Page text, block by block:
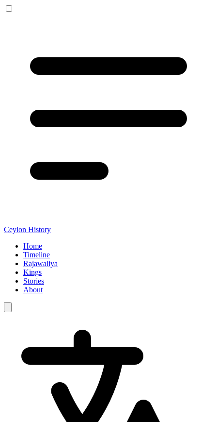
Ceylon History
Home
Timeline
Rajawaliya
Kings
Stories
About